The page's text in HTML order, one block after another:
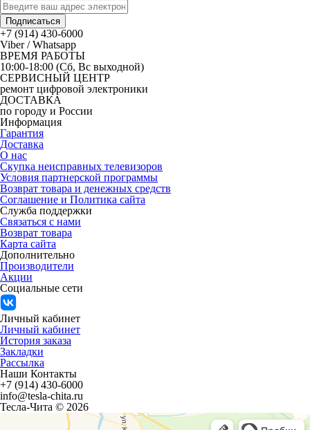
Подписаться
+7 (914) 430-6000
Viber / Whatsapp
ВРЕМЯ РАБОТЫ
10:00-18:00 (Сб, Вс выходной)
СЕРВИСНЫЙ ЦЕНТР
ремонт цифровой электроники
ДОСТАВКА
по городу и России
Информация
Гарантия
Доставка
О нас
Скупка неисправных телевизоров
Условия партнерской программы
Возврат товара и денежных средств
Соглашение и Политика сайта
Служба поддержки
Связаться с нами
Возврат товара
Карта сайта
Дополнительно
Производители
Акции
Социальные сети
Личный кабинет
Личный кабинет
История заказа
Закладки
Рассылка
Наши Контакты
+7 (914) 430-6000
info@tesla-chita.ru
Тесла-Чита © 2026